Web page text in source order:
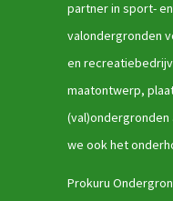
partner in sport-
valondergronden
en
maatontwerp,
we ook het
Prokuru